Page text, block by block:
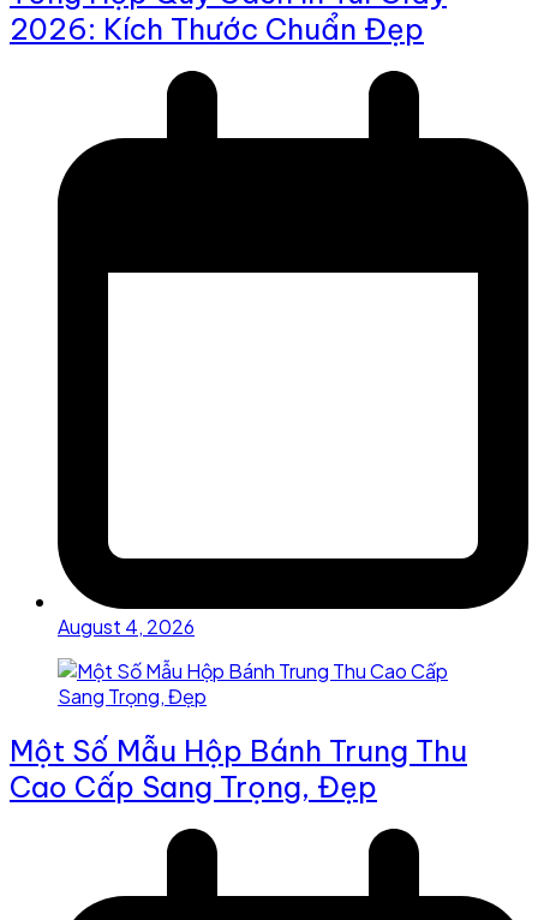
2026: Kích Thước Chuẩn Đẹp
August 4, 2026
Một Số Mẫu Hộp Bánh Trung Thu
Cao Cấp Sang Trọng, Đẹp